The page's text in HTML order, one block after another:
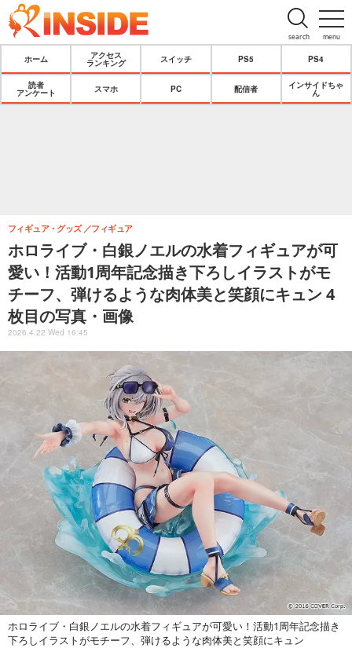
menu
search
ホーム
アクセス
ランキング
スイッチ PS5 PS4
読者
アンケート
スマホ PC 配信者
インサイドちゃ
ん
ホロライブ・白銀ノエルの水着フィギュアが可
愛い！活動1周年記念描き下ろしイラストがモ
チーフ、弾けるような肉体美と笑顔にキュン 4
枚目の写真・画像
フィギュア・グッズ フィギュア
2026.4.22 Wed 16:45
ホロライブ・白銀ノエルの水着フィギュアが可愛い！活動1周年記念描き
下ろしイラストがモチーフ、弾けるような肉体美と笑顔にキュン